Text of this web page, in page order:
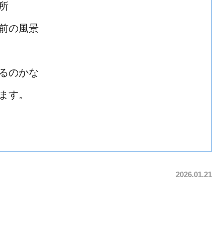
の風景
のかな
す。
2026.01.21